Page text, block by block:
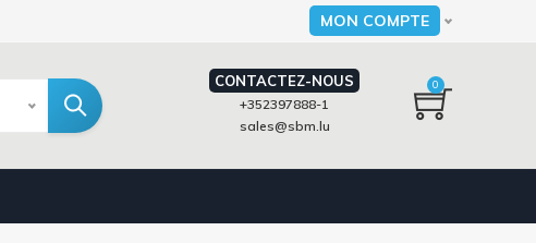
Select your language
MON COMPTE
CONTACTEZ-NOUS
+352397888-1
sales@sbm.lu
0